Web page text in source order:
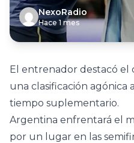
NexoRadio
Hace 1 mes
El entrenador destacó el
una clasificación agónica
tiempo suplementario.
Argentina enfrentará el
por un lugar en las